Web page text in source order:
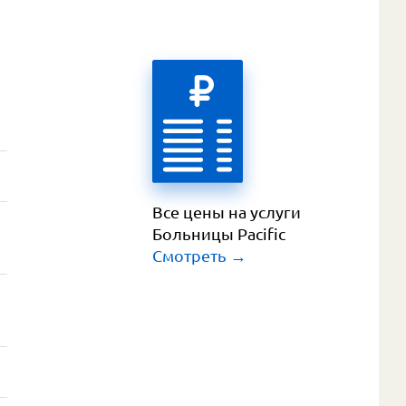
Все цены на услуги
Больницы Pacific
Смотреть →